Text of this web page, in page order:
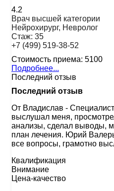
4.2
Врач высшей категории
Нейрохирург, Невролог
Стаж: 35
+7 (499) 519-38-52
Стоимость приема: 5100
Подробнее...
Последний отзыв
Последний отзыв
От Владислав -
выслушал меня,
анализы, сделал выводы,
план лечения. Юрий
все вопросы, грамотно
Квалификация
Внимание
Цена-качество